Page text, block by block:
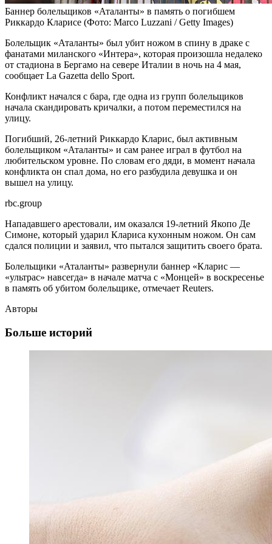
Баннер болельщиков «Аталанты» в память о погибшем
Риккардо Кларисе (Фото: Marco Luzzani / Getty Images)
Болельщик «Аталанты» был убит ножом в спину в драке с
фанатами миланского «Интера», которая произошла недалеко
от стадиона в Бергамо на севере Италии в ночь на 4 мая,
сообщает La Gazetta dello Sport.
Конфликт начался с бара, где одна из групп болельщиков
начала скандировать кричалки, а потом переместился на
улицу.
Погибший, 26-летний Риккардо Кларис, был активным
болельщиком «Аталанты» и сам ранее играл в футбол на
любительском уровне. По словам его дяди, в момент начала
конфликта он спал дома, но его разбудила девушка и он
вышел на улицу.
rbc.group
Нападавшего арестовали, им оказался 19-летний Якопо Де
Симоне, который ударил Клариса кухонным ножом. Он сам
сдался полиции и заявил, что пытался защитить своего брата.
Болельщики «Аталанты» развернули баннер «Кларис —
«ультрас» навсегда» в начале матча с «Монцей» в воскресенье
в память об убитом болельщике, отмечает Reuters.
Авторы
Больше историй